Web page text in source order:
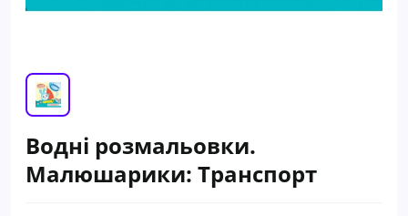
Водні розмальовки.
Малюшарики: Транспорт